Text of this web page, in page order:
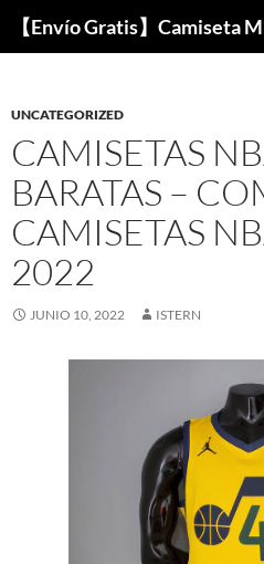
Buscar
UNCATEGORIZED
CAMISETAS
BARATAS –
CAMISETAS
2022
JUNIO 10, 2022 ISTERN